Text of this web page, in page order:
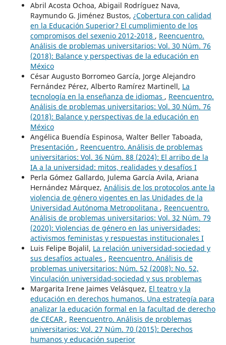
Abril Acosta Ochoa, Abigail Rodríguez Nava,
Raymundo G. Jiménez Bustos, ¿Cobertura con calidad
en la Educación Superior? El cumplimiento de los
compromisos del sexenio 2012-2018 , Reencuentro.
Análisis de problemas universitarios: Vol. 30 Núm. 76
(2018): Balance y perspectivas de la educación en
México
César Augusto Borromeo García, Jorge Alejandro
Fernández Pérez, Alberto Ramírez Martinell, La
tecnología en la enseñanza de idiomas , Reencuentro.
Análisis de problemas universitarios: Vol. 30 Núm. 76
(2018): Balance y perspectivas de la educación en
México
Angélica Buendía Espinosa, Walter Beller Taboada,
Presentación , Reencuentro. Análisis de problemas
universitarios: Vol. 36 Núm. 88 (2024): El arribo de la
IA a la universidad: mitos, realidades y desafíos I
Perla Gómez Gallardo, Julema García Avila, Ariana
Hernández Márquez, Análisis de los protocolos ante la
violencia de género vigentes en las Unidades de la
Universidad Autónoma Metropolitana , Reencuentro.
Análisis de problemas universitarios: Vol. 32 Núm. 79
(2020): Violencias de género en las universidades:
activismos feministas y respuestas institucionales I
Luis Felipe Bojalil, La relación universidad-sociedad y
sus desafíos actuales , Reencuentro. Análisis de
problemas universitarios: Núm. 52 (2008): No. 52,
Vinculación universidad-sociedad y sus problemas
Margarita Irene Jaimes Velásquez, El teatro y la
educación en derechos humanos. Una estrategía para
analizar la educación formal en la facultad de derecho
de CECAR , Reencuentro. Análisis de problemas
universitarios: Vol. 27 Núm. 70 (2015): Derechos
humanos y educación superior